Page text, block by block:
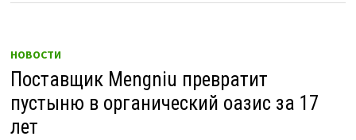
НОВОСТИ
Поставщик Mengniu превратит
пустыню в органический оазис за 17
лет